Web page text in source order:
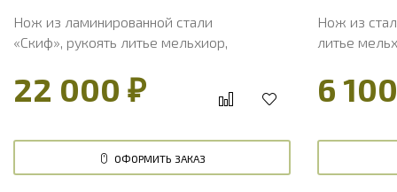
Нож из ламинированной стали
«Скиф», рукоять литье мельхиор,
карельская береза
22 000 ₽
ОФОРМИТЬ ЗАКАЗ
Нож из
литье
6